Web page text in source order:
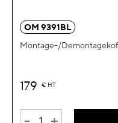
OM 9391BL
Montage-/
179 € HT